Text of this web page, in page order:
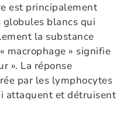
est principalement
globules blancs qui
la substance
macrophage » signifie
». La réponse
par les lymphocytes
attaquent et détruisent